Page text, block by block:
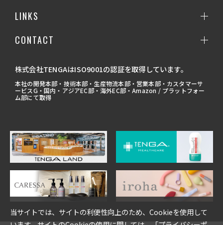
LINKS
CONTACT
株式会社TENGAはISO9001の認証を取得しています。
本社の開発本部・技術本部・生産物流本部・営業本部・カスタマーサ
ービスG・国内・アジアEC部・海外EC部・Amazon / プラットフォー
ム部にて取得